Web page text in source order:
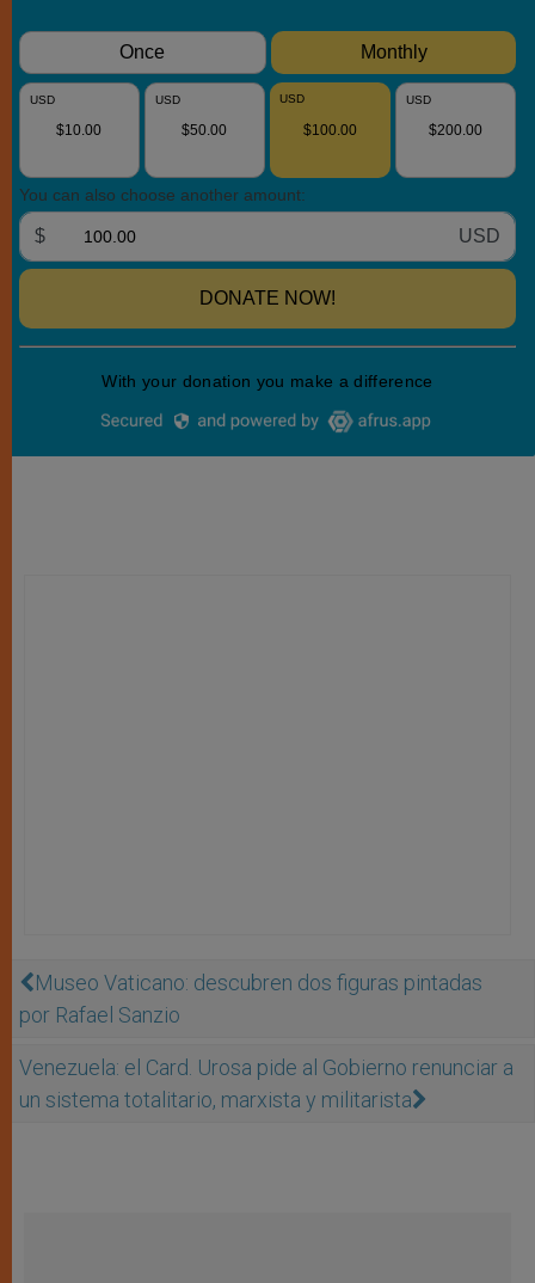
Museo Vaticano: descubren dos figuras pintadas
por Rafael Sanzio
Venezuela: el Card. Urosa pide al Gobierno renunciar a
un sistema totalitario, marxista y militarista